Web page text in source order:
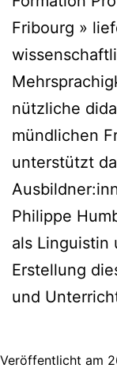
Fribourg »
nützliche
mündlichen
unterstützt
Philippe
als Linguistin
Erstellung
und
Veröffentlicht am